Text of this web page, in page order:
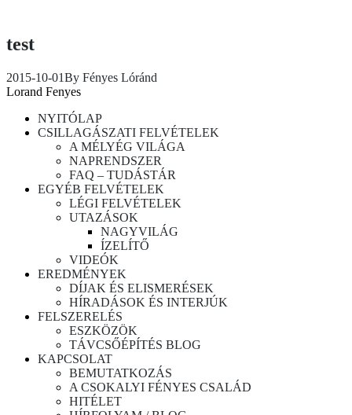
test
2015-10-01By Fényes Lóránd
Lorand Fenyes
NYITÓLAP
CSILLAGÁSZATI FELVÉTELEK
A MÉLYÉG VILÁGA
NAPRENDSZER
FAQ – TUDÁSTÁR
EGYÉB FELVÉTELEK
LÉGI FELVÉTELEK
UTAZÁSOK
NAGYVILÁG
ÍZELÍTŐ
VIDEÓK
EREDMÉNYEK
DÍJAK ÉS ELISMERÉSEK
HÍRADÁSOK ÉS INTERJÚK
FELSZERELÉS
ESZKÖZÖK
TÁVCSŐÉPÍTÉS BLOG
KAPCSOLAT
BEMUTATKOZÁS
A CSOKALYI FÉNYES CSALÁD
HITÉLET